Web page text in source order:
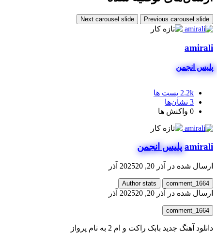
Previous carousel slide
Next carousel slide
amirali
پلیس انجمن
2.2k پست ها
3 نشان‌ها
0 واکنش ها
amirali پلیس انجمن
ارسال شده در آذر 20, 2025 20 آذر
comment_1664
Author stats
ارسال شده در آذر 20, 2025 20 آذر
comment_1664
دانلود آهنگ جدید بابک راکت و ام 2 به نام پرواز